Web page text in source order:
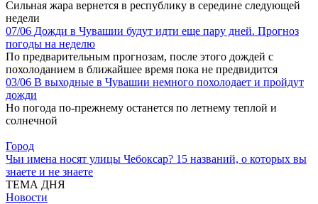
Сильная жара вернется в республику в середине следующей
недели
07/06 Дожди в Чувашии будут идти еще пару дней. Прогноз
погоды на неделю
По предварительным прогнозам, после этого дождей с
похолоданием в ближайшее время пока не предвидится
03/06 В выходные в Чувашии немного похолодает и пройдут
дожди
Но погода по-прежнему останется по летнему теплой и
солнечной
Город
Чьи имена носят улицы Чебоксар? 15 названий, о которых вы
знаете и не знаете
ТЕМА ДНЯ
Новости